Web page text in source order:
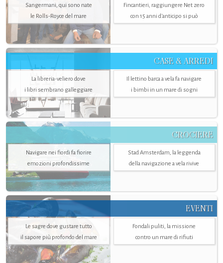
Sangermani, qui sono nate
le Rolls-Royce del mare
Fincantieri, raggiungere Net zero
con 15 anni d'anticipo si può
CASE & ARREDI
La libreria-veliero dove
i libri sembrano galleggiare
Il lettino barca a vela fa navigare
i bimbi in un mare di sogni
CROCIERE
Navigare nei fiordi fa fiorire
emozioni profondissime
Stad Amsterdam, la leggenda
della navigazione a vela rivive
EVENTI
Le sagre dove gustare tutto
il sapore più profondo del mare
Fondali puliti, la missione
contro un mare di rifiuti